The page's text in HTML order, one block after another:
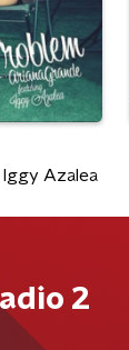
Iggy Azalea
2